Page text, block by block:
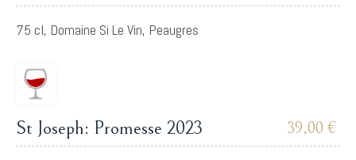
75 cl, Domaine Si Le Vin, Peaugres
St Joseph: Promesse 2023 39,00 €